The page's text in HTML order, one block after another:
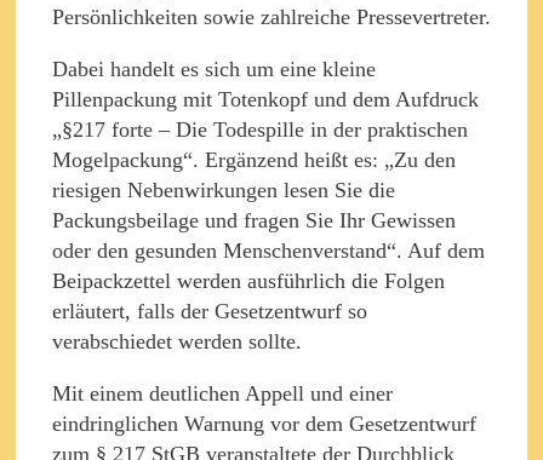
Persönlichkeiten sowie zahlreiche Pressevertreter.
Dabei handelt es sich um eine kleine
Pillenpackung mit Totenkopf und dem Aufdruck
„§217 forte – Die Todespille in der praktischen
Mogelpackung“. Ergänzend heißt es: „Zu den
riesigen Nebenwirkungen lesen Sie die
Packungsbeilage und fragen Sie Ihr Gewissen
oder den gesunden Menschenverstand“. Auf dem
Beipackzettel werden ausführlich die Folgen
erläutert, falls der Gesetzentwurf so
verabschiedet werden sollte.
Mit einem deutlichen Appell und einer
eindringlichen Warnung vor dem Gesetzentwurf
zum § 217 StGB veranstaltete der Durchblick